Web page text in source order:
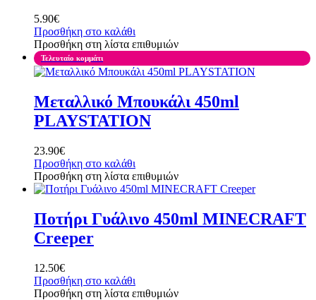
5.90€
Προσθήκη στο καλάθι
Προσθήκη στη λίστα επιθυμιών
Τελευταίο κομμάτι
Μεταλλικό Μπουκάλι 450ml
PLAYSTATION
23.90€
Προσθήκη στο καλάθι
Προσθήκη στη λίστα επιθυμιών
Ποτήρι Γυάλινο 450ml MINECRAFT
Creeper
12.50€
Προσθήκη στο καλάθι
Προσθήκη στη λίστα επιθυμιών